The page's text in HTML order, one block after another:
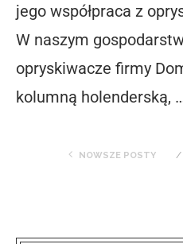
jego współpraca z
W naszym
opryskiwacze firmy
kolumną holenderską,
NOWSZE POSTY